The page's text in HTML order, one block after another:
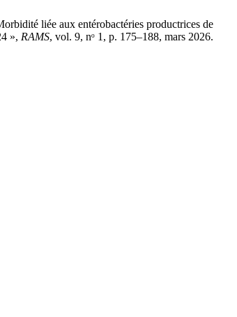
liée aux entérobactéries productrices de
», RAMS, vol. 9, nᵒ 1, p. 175–188, mars 2026.